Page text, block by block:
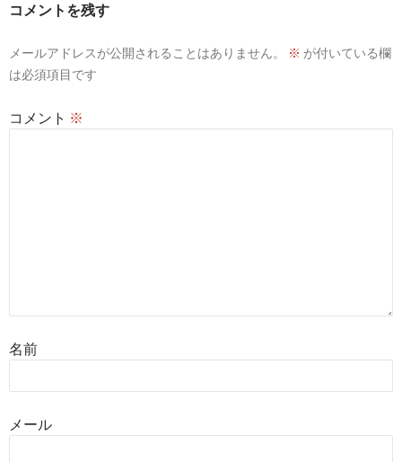
コメントを残す
メールアドレスが公開されることはありません。 ※ が付いている欄
は必須項目です
コメント ※
名前
メール